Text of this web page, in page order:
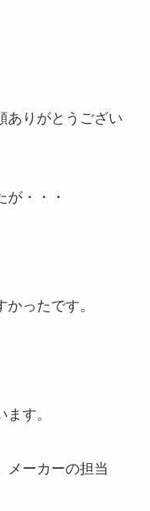
ありがとうござい
・・・
ったです。
す。
メーカーの担当